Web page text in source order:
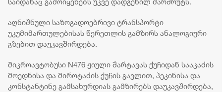
საიდანაც გამოიყენებს უკვე დადგენილ მარშრუტს.
აღნიშნული საზოგადოებრივი ტრანსპორტი
უკუმიმართულებისას წერეთლის გამზირს ანალოგიური
გზებით დაუკავშირდება.
მიკროავტობუსი N476 ჟიული შარტავას ქუჩიდან სააკაძის
მოედნისა და მიროტაძის ქუჩის გავლით, პეკინისა და
კონსტანტინე გამსახურდიას გამზირებს დაუკავშირდება,